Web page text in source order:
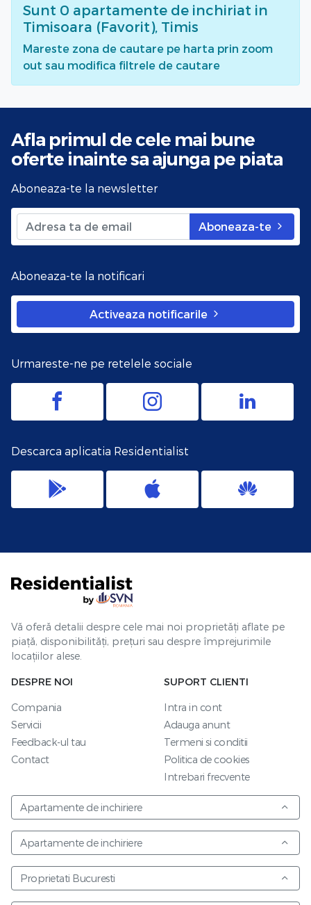
Sunt 0 apartamente de inchiriat in
Timisoara (Favorit), Timis
Mareste zona de cautare pe harta prin zoom
out sau modifica filtrele de cautare
Afla primul de cele mai bune
oferte inainte sa ajunga pe piata
Aboneaza-te la newsletter
Aboneaza-te
Aboneaza-te la notificari
Activeaza notificarile
Urmareste-ne pe retelele sociale
Descarca aplicatia Residentialist
Vă oferă detalii despre cele mai noi proprietăți aflate pe
piață, disponibilități, prețuri sau despre împrejurimile
locațiilor alese.
DESPRE NOI
Compania
Servicii
Feedback-ul tau
Contact
SUPORT CLIENTI
Intra in cont
Adauga anunt
Termeni si conditii
Politica de cookies
Intrebari frecvente
Apartamente de inchiriere
Apartamente de inchiriere
Proprietati Bucuresti